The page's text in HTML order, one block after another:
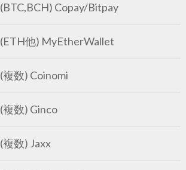
(BTC,BCH) Copay/Bitpay
(ETH他) MyEtherWallet
(複数) Coinomi
(複数) Ginco
(複数) Jaxx